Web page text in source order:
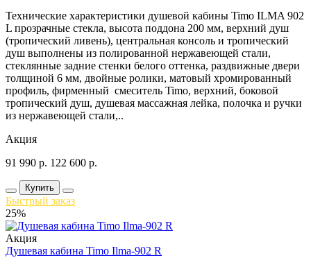
Технические характеристики душевой кабины Timo ILMA 902
L прозрачные стекла, высота поддона 200 мм, верхний душ
(тропический ливень), центральная консоль и тропический
душ выполнены из полированной нержавеющей стали,
стеклянные задние стенки белого оттенка, раздвижные двери
толщиной 6 мм, двойные ролики, матовый хромированный
профиль, фирменный смеситель Timo, верхний, боковой
тропический душ, душевая массажная лейка, полочка и ручки
из нержавеющей стали,..
Акция
91 990 р. 122 600 р.
Купить
Быстрый заказ
25%
Акция
Душевая кабина Timo Ilma-902 R